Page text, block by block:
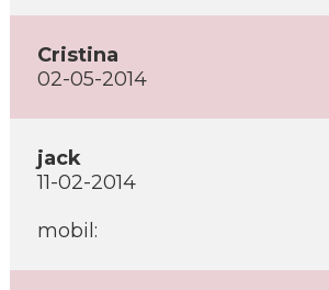
Cristina
02-05-2014
jack
11-02-2014
mobil: